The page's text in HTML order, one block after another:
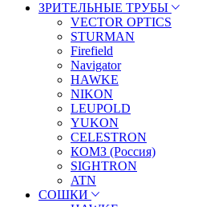
ЗРИТЕЛЬНЫЕ ТРУБЫ
VECTOR OPTICS
STURMAN
Firefield
Navigator
HAWKE
NIKON
LEUPOLD
YUKON
CELESTRON
КОМЗ (Россия)
SIGHTRON
ATN
СОШКИ